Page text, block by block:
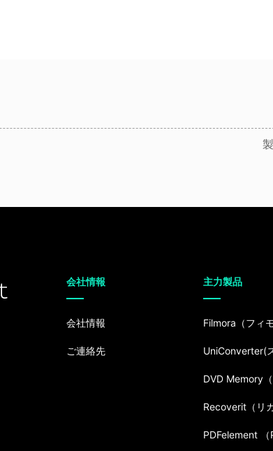
会社情報
会社情報
ご連絡先
主力製品
Filmora（フィ
UniConverter(
DVD Memory（
Recoverit（リ
PDFelement （